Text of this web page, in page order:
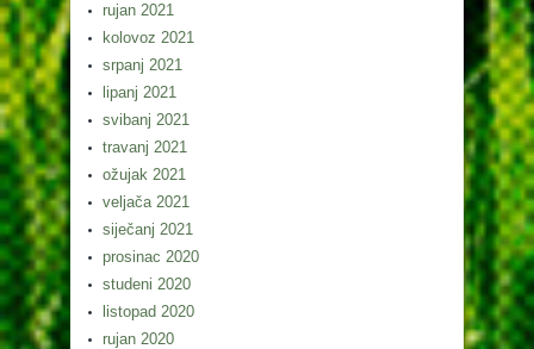
rujan 2021
kolovoz 2021
srpanj 2021
lipanj 2021
svibanj 2021
travanj 2021
ožujak 2021
veljača 2021
siječanj 2021
prosinac 2020
studeni 2020
listopad 2020
rujan 2020